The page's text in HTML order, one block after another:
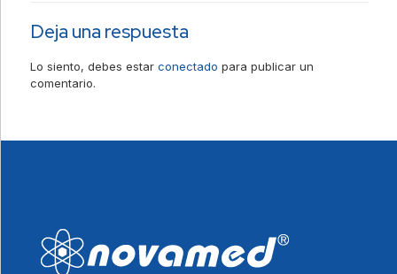
Deja una respuesta
Lo siento, debes estar conectado para publicar un
comentario.